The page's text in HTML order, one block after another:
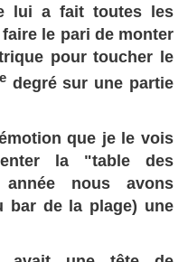
lui a fait toutes les
le pari de monter
pour toucher le
edegré sur une partie
que je le vois
la "table des
nous avons
bar de la plage) une